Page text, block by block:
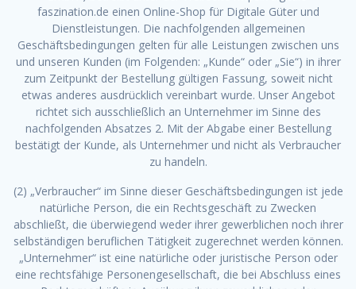
faszination.de einen Online-Shop für Digitale Güter und
Dienstleistungen. Die nachfolgenden allgemeinen
Geschäftsbedingungen gelten für alle Leistungen zwischen uns
und unseren Kunden (im Folgenden: „Kunde“ oder „Sie“) in ihrer
zum Zeitpunkt der Bestellung gültigen Fassung, soweit nicht
etwas anderes ausdrücklich vereinbart wurde. Unser Angebot
richtet sich ausschließlich an Unternehmer im Sinne des
nachfolgenden Absatzes 2. Mit der Abgabe einer Bestellung
bestätigt der Kunde, als Unternehmer und nicht als Verbraucher
zu handeln.
(2) „Verbraucher“ im Sinne dieser Geschäftsbedingungen ist jede
natürliche Person, die ein Rechtsgeschäft zu Zwecken
abschließt, die überwiegend weder ihrer gewerblichen noch ihrer
selbständigen beruflichen Tätigkeit zugerechnet werden können.
„Unternehmer“ ist eine natürliche oder juristische Person oder
eine rechtsfähige Personengesellschaft, die bei Abschluss eines